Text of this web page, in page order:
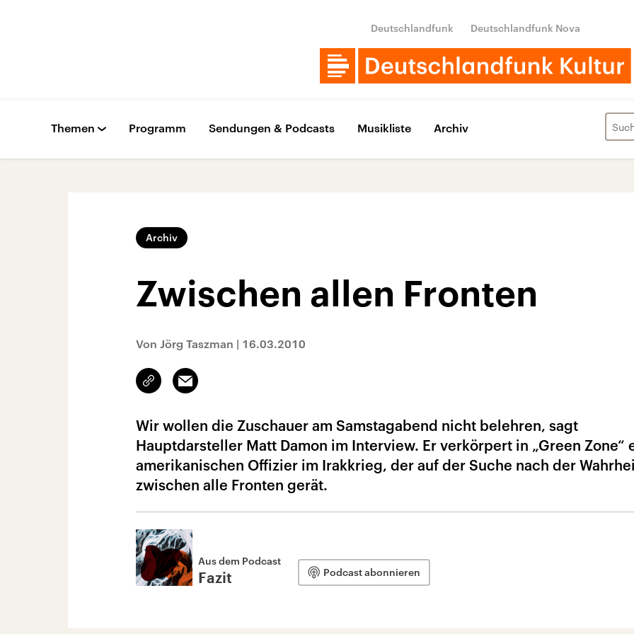
Deutschlandfunk Deutschlandfunk Nova
Themen Programm Sendungen & Podcasts Musikliste Archiv
Archiv
Zwischen allen Fronten
Von Jörg Taszman | 16.03.2010
Link
kopieren/teilen
Email
Wir wollen die Zuschauer am Samstagabend nicht belehren, sagt
Hauptdarsteller Matt Damon im Interview. Er verkörpert in „Green Zone“
amerikanischen Offizier im Irakkrieg, der auf der Suche nach der
zwischen alle Fronten gerät.
Aus dem Podcast
Fazit Podcast abonnieren